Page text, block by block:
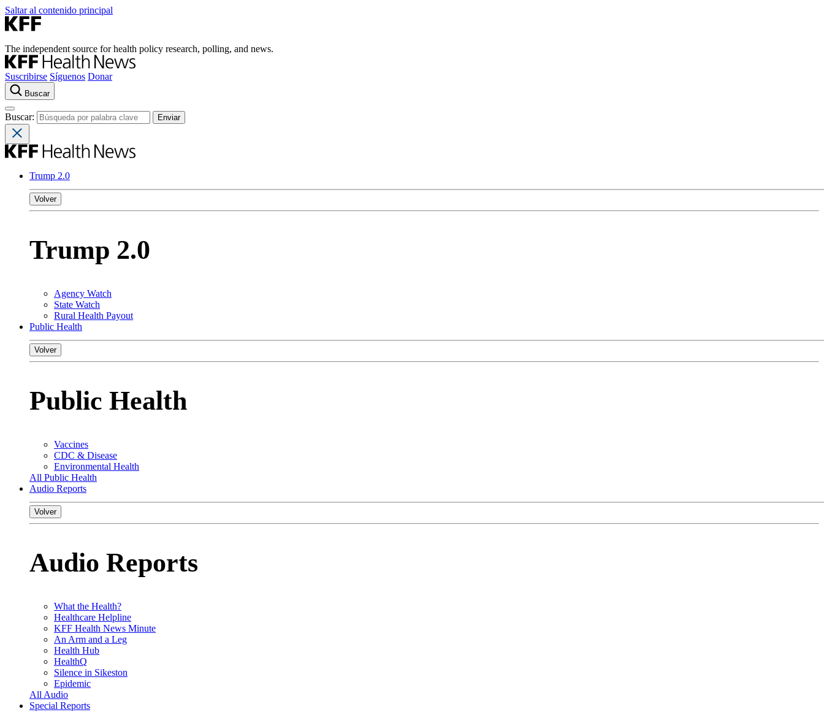
Saltar al contenido principal
The independent source for health policy research, polling, and news.
Suscribirse Síguenos Donar
Buscar
Buscar:
Trump 2.0
Volver
Trump 2.0
Agency Watch
State Watch
Rural Health Payout
Public Health
Volver
Public Health
Vaccines
CDC & Disease
Environmental Health
All Public Health
Audio Reports
Volver
Audio Reports
What the Health?
Healthcare Helpline
KFF Health News Minute
An Arm and a Leg
Health Hub
HealthQ
Silence in Sikeston
Epidemic
All Audio
Special Reports